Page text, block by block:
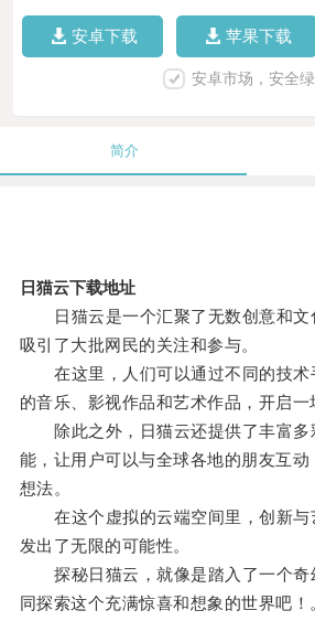
安卓下载 苹果下载
安卓市场，安全
简介
日猫云下载地址
日猫云是一个汇聚了无数创意和文
吸引了大批网民的关注和参与。
在这里，人们可以通过不同的技术
的音乐、影视作品和艺术作品，开启一
除此之外，日猫云还提供了丰富多
能，让用户可以与全球各地的朋友互
想法。
在这个虚拟的云端空间里，创新与
发出了无限的可能性。
探秘日猫云，就像是踏入了一个奇
同探索这个充满惊喜和想象的世界吧！